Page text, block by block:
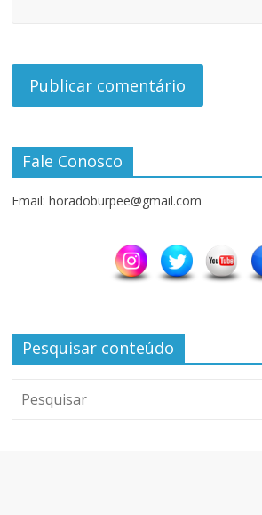
Fale Conosco
Email: horadoburpee@gmail.com
Pesquisar conteúdo